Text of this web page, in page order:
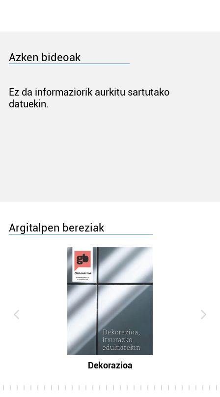
Azken bideoak
Ez da informaziorik aurkitu sartutako
datuekin.
Argitalpen bereziak
Dekorazioa